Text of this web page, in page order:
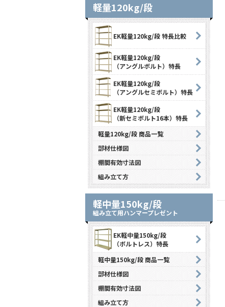
軽量120kg/段
EK軽量120kg/段 特長比較
EK軽量120kg/段
（アングルボルト）特長
EK軽量120kg/段
（アングルセミボルト）特長
EK軽量120kg/段
（新セミボルト16本）特長
軽量120kg/段 商品一覧
部材仕様図
棚間有効寸法図
組み立て方
軽中量150kg/段
組み立て用ハンマープレゼント
EK軽中量150kg/段
（ボルトレス）特長
軽中量150kg/段 商品一覧
部材仕様図
棚間有効寸法図
組み立て方